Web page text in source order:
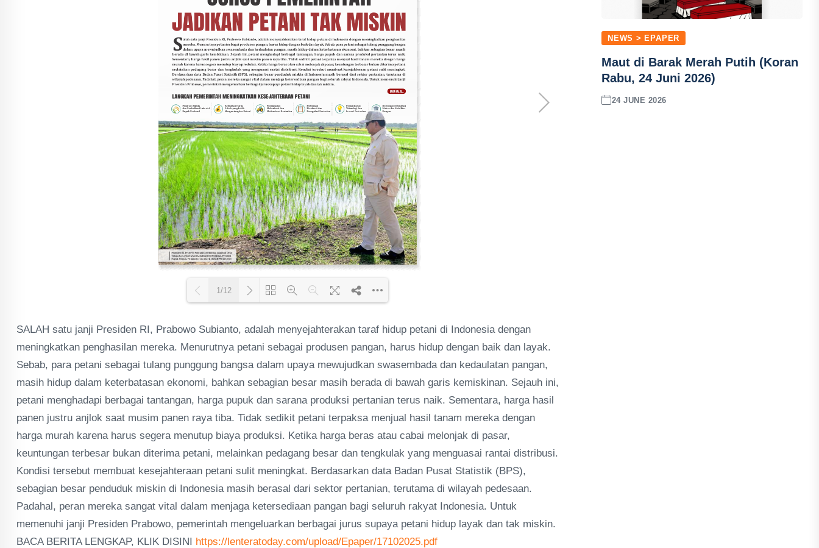
Loading PDF 52% ...
1/12
SALAH satu janji Presiden RI, Prabowo Subianto, adalah menyejahterakan taraf hidup petani di Indonesia dengan
meningkatkan penghasilan mereka. Menurutnya petani sebagai produsen pangan, harus hidup dengan baik dan layak.
Sebab, para petani sebagai tulang punggung bangsa dalam upaya mewujudkan swasembada dan kedaulatan pangan,
masih hidup dalam keterbatasan ekonomi, bahkan sebagian besar masih berada di bawah garis kemiskinan. Sejauh ini,
petani menghadapi berbagai tantangan, harga pupuk dan sarana produksi pertanian terus naik. Sementara, harga hasil
panen justru anjlok saat musim panen raya tiba. Tidak sedikit petani terpaksa menjual hasil tanam mereka dengan
harga murah karena harus segera menutup biaya produksi. Ketika harga beras atau cabai melonjak di pasar,
keuntungan terbesar bukan diterima petani, melainkan pedagang besar dan tengkulak yang menguasai rantai distribusi.
Kondisi tersebut membuat kesejahteraan petani sulit meningkat. Berdasarkan data Badan Pusat Statistik (BPS),
sebagian besar penduduk miskin di Indonesia masih berasal dari sektor pertanian, terutama di wilayah pedesaan.
Padahal, peran mereka sangat vital dalam menjaga ketersediaan pangan bagi seluruh rakyat Indonesia. Untuk
memenuhi janji Presiden Prabowo, pemerintah mengeluarkan berbagai jurus supaya petani hidup layak dan tak miskin.
BACA BERITA LENGKAP, KLIK DISINI https://lenteratoday.com/upload/Epaper/17102025.pdf
NEWS > EPAPER
Maut di Barak Merah Putih (Koran
Rabu, 24 Juni 2026)
24 JUNE 2026